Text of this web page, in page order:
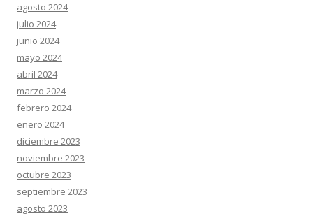
agosto 2024
julio 2024
junio 2024
mayo 2024
abril 2024
marzo 2024
febrero 2024
enero 2024
diciembre 2023
noviembre 2023
octubre 2023
septiembre 2023
agosto 2023